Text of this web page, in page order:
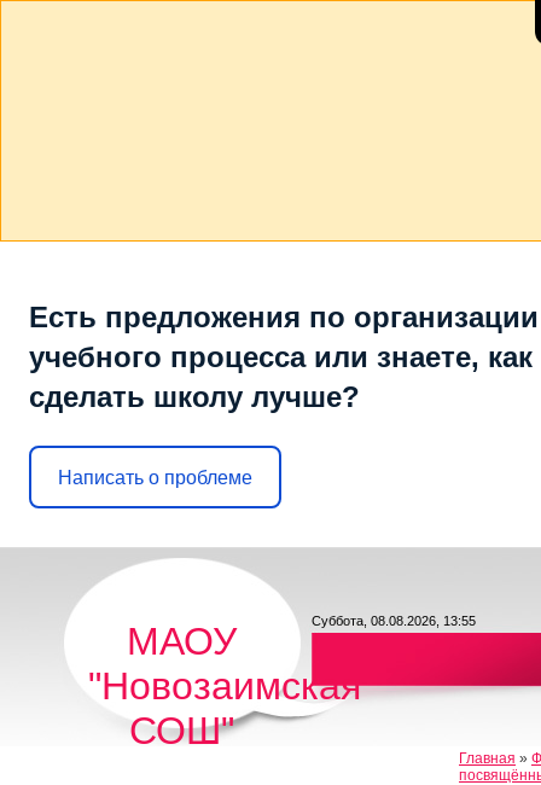
Есть предложения по организации
учебного процесса или знаете, как
сделать школу лучше?
Написать о проблеме
МАОУ
"Новозаимская
СОШ"
Суббота, 08.08.2026, 13:55
Главная »